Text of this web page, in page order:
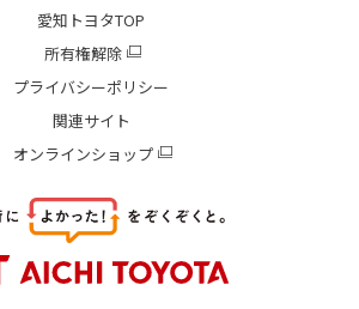
愛知トヨタTOP
所有権解除
プライバシーポリシー
関連サイト
オンラインショップ